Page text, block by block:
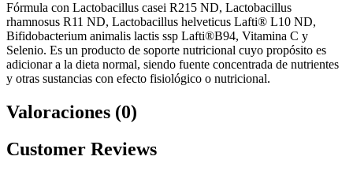
Fórmula con Lactobacillus casei R215 ND, Lactobacillus
rhamnosus R11 ND, Lactobacillus helveticus Lafti® L10 ND,
Bifidobacterium animalis lactis ssp Lafti®B94, Vitamina C y
Selenio. Es un producto de soporte nutricional cuyo propósito es
adicionar a la dieta normal, siendo fuente concentrada de nutrientes
y otras sustancias con efecto fisiológico o nutricional.
Valoraciones (0)
Customer Reviews